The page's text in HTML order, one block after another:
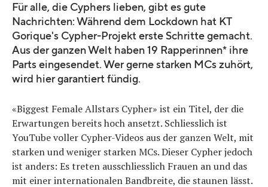
Für alle, die Cyphers lieben, gibt es gute
Nachrichten: Während dem Lockdown hat KT
Gorique's Cypher-Projekt erste Schritte gemacht.
Aus der ganzen Welt haben 19 Rapperinnen* ihre
Parts eingesendet. Wer gerne starken MCs zuhört,
wird hier garantiert fündig.
«Biggest Female Allstars Cypher» ist ein Titel, der die
Erwartungen bereits hoch ansetzt. Schliesslich ist
YouTube voller Cypher-Videos aus der ganzen Welt, mit
starken und weniger starken MCs. Dieser Cypher jedoch
ist anders: Es treten ausschliesslich Frauen an und das
mit einer internationalen Bandbreite, die staunen lässt.